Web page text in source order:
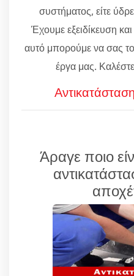
συστήματος, είτε
Έχουμε εξειδίκευση
αυτό μπορούμε να σας το
έργα μας.
Άραγε ποιο